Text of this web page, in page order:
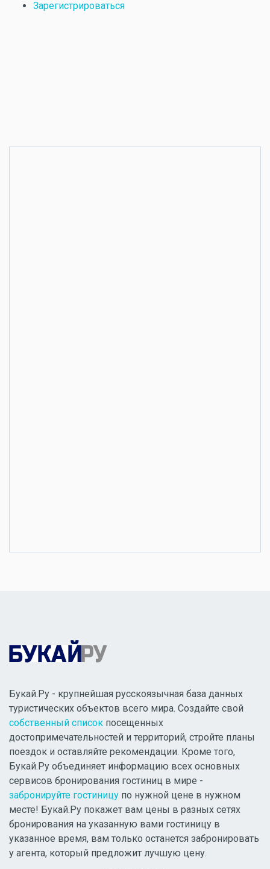
Зарегистрироваться
Букай.Ру - крупнейшая русскоязычная база данных
туристических объектов всего мира. Создайте свой
собственный список посещенных
достопримечательностей и территорий, стройте планы
поездок и оставляйте рекомендации. Кроме того,
Букай.Ру объединяет информацию всех основных
сервисов бронирования гостиниц в мире -
забронируйте гостиницу по нужной цене в нужном
месте! Букай.Ру покажет вам цены в разных сетях
бронирования на указанную вами гостиницу в
указанное время, вам только останется забронировать
у агента, который предложит лучшую цену.